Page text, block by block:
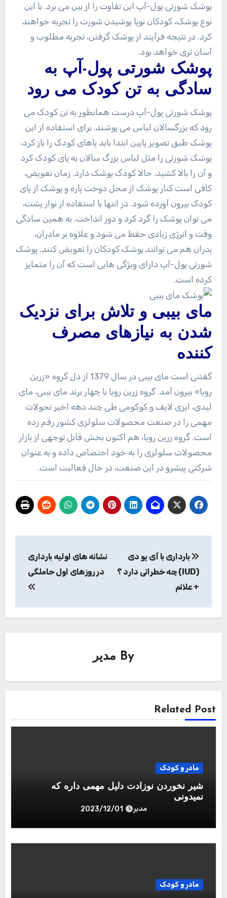
پوشک شورتی پول-آپ این تفاوت را از بین می برد. با این
نوع پوشک، کودکان نوپا پوشیدن شورت را تجربه خواهند
کرد. در نتیجه فرآیند از پوشک گرفتن، تجربه مطلوب و
آسان تری خواهد بود.
پوشک شورتی پول-آپ به
سادگی به تن کودک می رود
پوشک شورتی پول-آپ درست همانطور به تن کودک می
رود که بزرگسالان لباس می پوشند. برای استفاده از این
پوشک طبق تصویر پایین ابتدا باید پاهای کودک را باز کرد،
پوشک شورتی را مثل لباس بزرگ سالان به پای کودک کرد
و آن را بالا کشید. حالا کودک پوشک دارد. زمان تعویض،
کافی است کنار پوشک از محل دوخت پاره و پوشک از پای
کودک بیرون آورده شود. در انتها با استفاده از نوار پشت،
می توان پوشک را گرد کرد و دور انداخت. به همین سادگی
وقت و انرژی زیادی حفظ می شود و علاوه بر مادران،
پدران هم می توانند پوشک کودکان را تعویض کنند. پوشک
شورتی پول-آپ دارای ویژگی هایی است که آن را متمایز
کرده است.
مای بیبی و تلاش برای نزدیک
شدن به نیازهای مصرف
کننده
گفتنی است مای بیبی در سال 1379 از دل گروه «زرین
رویا» بیرون آمد. گروه زرین رویا با چهار برند مای بیبی، مای
لیدی، ایزی لایف و کوکومی طی چند دهه اخیر تحولات
مهمی را در صنعت محصولات سلولزی کشور رقم زده
است. گروه زرین رویا، هم اکنون بخش قابل توجهی از بازار
محصولات سلولزی را به خود اختصاص داده و به عنوان
شرکتی پیشرو در این صنعت، در حال فعالیت است.
نوشته
بارداری با آی یو دی
(IUD) چه خطراتی دارد ؟
+ علائم
نشانه های اولیه بارداری
در روزهای اول حاملگی
By مدیر
Related Post
مادر و کودک
شیر نخوردن نوزادت دلیل مهمی داره که
نمیدونی
مدیر 2023/12/01
مادر و کودک